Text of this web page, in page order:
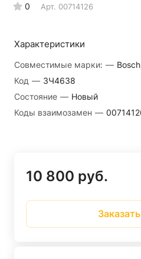
0 Арт. 00714126
Характеристики
Совместимые марки: —
Код — ЗЧ4638
Состояние — Новый
Коды взаимозамен —
10 800 руб.
Заказать